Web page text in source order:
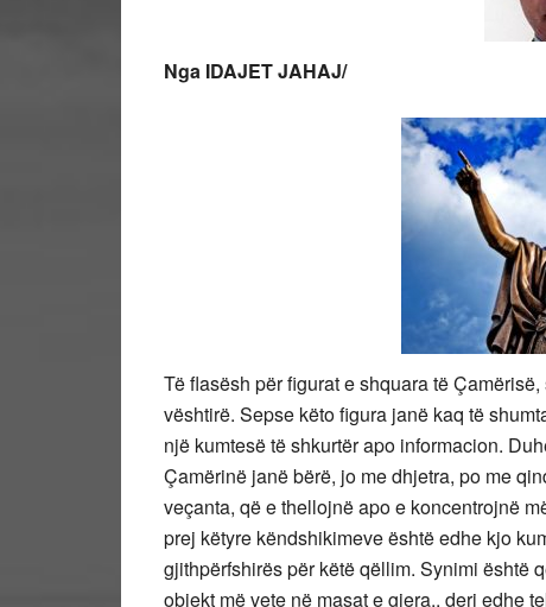
Nga IDAJET JAHAJ/
Të flasësh për figurat e shquara të
vështirë. Sepse këto figura janë kaq të
një kumtesë të shkurtër apo informacion.
Çamërinë janë bërë, jo me dhjetra, po me
veçanta, që e thellojnë apo e koncentrojnë
prej këtyre këndshikimeve është edhe kjo
gjithpërfshirës për këtë qëllim. Synimi është
objekt më vete në masat e gjera., deri edhe